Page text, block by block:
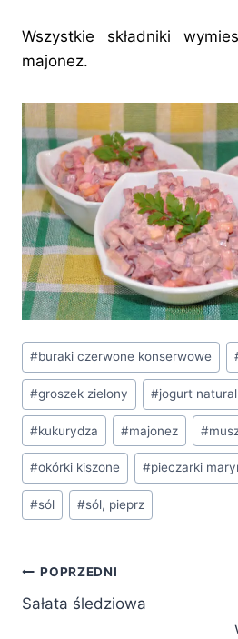
Wszystkie składniki
majonez.
Tagi
wpisu:
#buraki czerwone konserwowe
#groszek zielony #jogurt
#kukurydza #majonez #
#okórki kiszone #pieczarki
#sól #sól, pieprz
Nawigacja
wpisu
POPRZEDNI
Sałata śledziowa